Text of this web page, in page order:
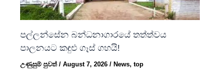
පල්ලන්සේන බන්ධනාගාරයේ තත්ත්වය
පාලනයට කඳුළු ගෑස් ගහයි!
උණුසුම් පුවත්/August 7, 2026/ News,top